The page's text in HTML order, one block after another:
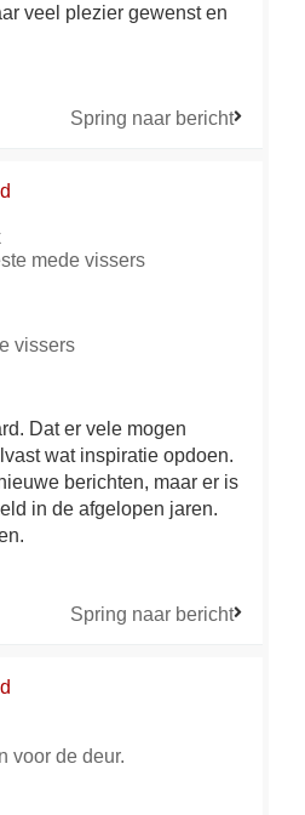
veel plezier gewenst en
Spring naar bericht
mede vissers
vissers
Dat er vele mogen
wat inspiratie opdoen.
berichten, maar er is
in de afgelopen jaren.
Spring naar bericht
voor de deur.